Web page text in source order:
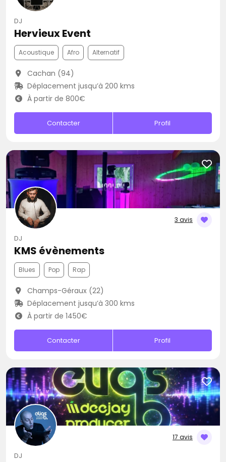
DJ
Hervieux Event
Acoustique Afro Alternatif
Cachan (94)
Déplacement jusqu’à 200 kms
À partir de 800€
Contacter Profil
3 avis
DJ
KMS évènements
Blues Pop Rap
Champs-Géraux (22)
Déplacement jusqu’à 300 kms
À partir de 1450€
Contacter Profil
17 avis
DJ